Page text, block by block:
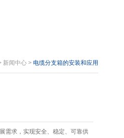
新闻中心 > 电缆分支箱的安装和应用
，实现安全、稳定、可靠供